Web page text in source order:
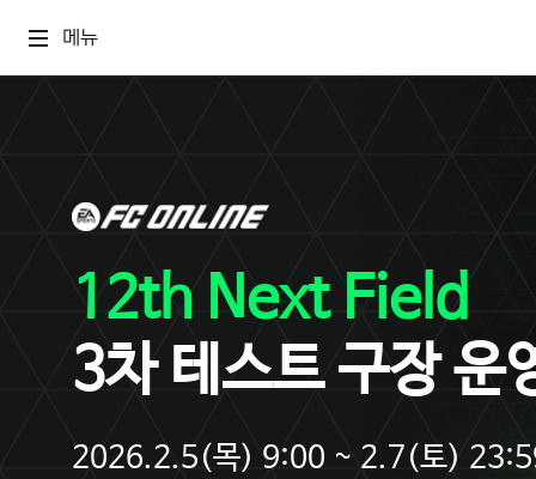
메뉴
12th Next Field
3차 테스트 구장 운
2026.2.5(목) 9:00 ~ 2.7(토)